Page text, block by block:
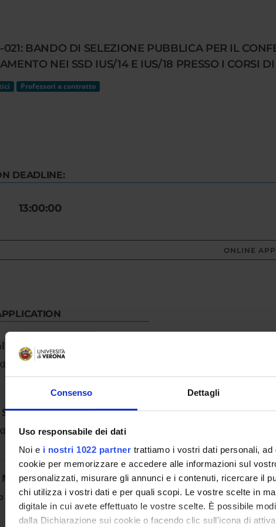
Consenso Dettagli
Uso responsabile dei dati
Noi e i nostri 1022 partner trattiamo i vostri dati personali,
cookie per memorizzare e accedere alle informazioni sul
personalizzati, misurare gli annunci e i contenuti, ricercare il
chi utilizza i vostri dati e per quali scopi. Le vostre scelte in
digitale in cui avete effettuato le vostre scelte. È possibile
dalla Dichiarazione sui cookie o facendo clic sull'icona di
BANDO DI SELEZIONE PUBBLICA PER IL
NEI SSD IUS/14 E IUS/18 PRESSO I CORSI
Professori a contratto
DEADLINE:
13:00:00
ONLINE
candidato
Modulo dichiarazione art 15